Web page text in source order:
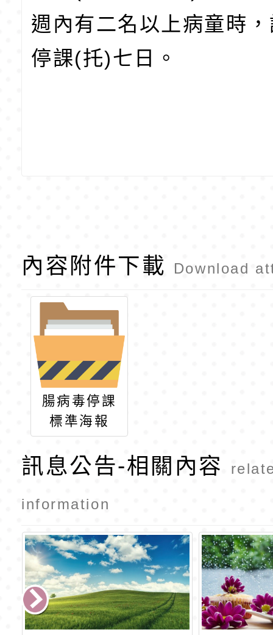
週內有二名以上病童時
停課(托)七日。
內容附件下載 Download
腸病毒停課
標準海報
訊息公告-相關內容
information